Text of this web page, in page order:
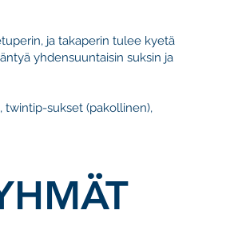
ja takaperin tulee kyetä
yhdensuuntaisin suksin ja
twintip-sukset (pakollinen),